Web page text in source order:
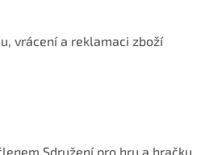
vrácení a reklamaci zboží
Sdružení pro hru a hračku